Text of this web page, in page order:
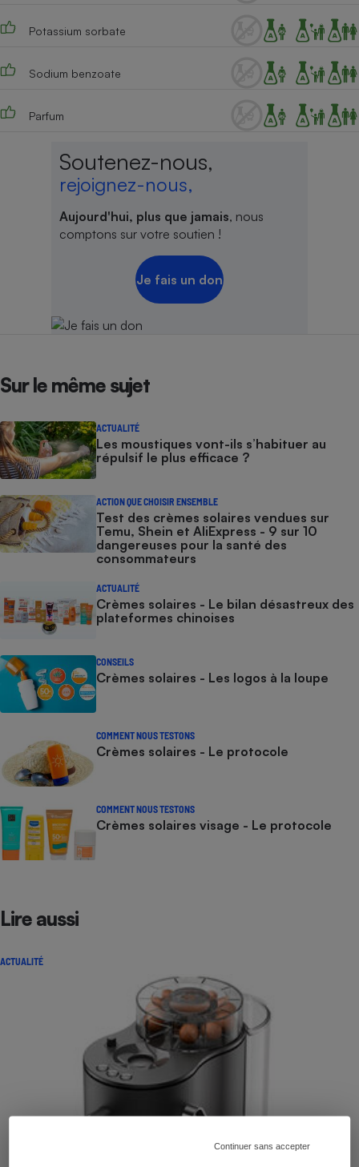
Continuer sans accepter
Potassium sorbate
Sodium benzoate
Parfum
Soutenez-nous,
rejoignez-nous,
Aujourd'hui, plus que jamais, nous
comptons sur votre soutien !
Je fais un don
Sur le même sujet
ACTUALITÉ
Les moustiques vont-ils s’habituer au
répulsif le plus efficace ?
ACTION QUE CHOISIR ENSEMBLE
Test des crèmes solaires vendues sur
Temu, Shein et AliExpress - 9 sur 10
dangereuses pour la santé des
consommateurs
ACTUALITÉ
Crèmes solaires - Le bilan désastreux des
plateformes chinoises
CONSEILS
Crèmes solaires - Les logos à la loupe
COMMENT NOUS TESTONS
Crèmes solaires - Le protocole
COMMENT NOUS TESTONS
Crèmes solaires visage - Le protocole
Lire aussi
ACTUALITÉ